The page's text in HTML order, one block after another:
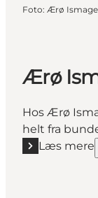
Foto: Ærø
Ærø
Hos Ærø
helt fra
Læs mere
Læs mere